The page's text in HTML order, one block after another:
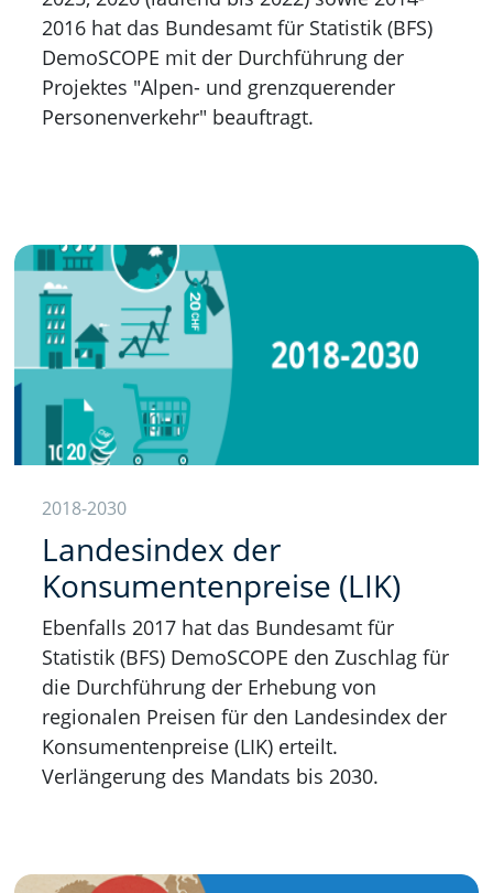
2016 hat das Bundesamt für Statistik (BFS)
DemoSCOPE mit der Durchführung der
Projektes "Alpen- und grenzquerender
Personenverkehr" beauftragt.
2018-2030
Landesindex der
Konsumentenpreise (LIK)
Ebenfalls 2017 hat das Bundesamt für
Statistik (BFS) DemoSCOPE den Zuschlag für
die Durchführung der Erhebung von
regionalen Preisen für den Landesindex der
Konsumentenpreise (LIK) erteilt.
Verlängerung des Mandats bis 2030.